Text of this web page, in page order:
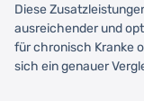
Diese
ausreichender und
für chronisch Kranke
sich ein genauer